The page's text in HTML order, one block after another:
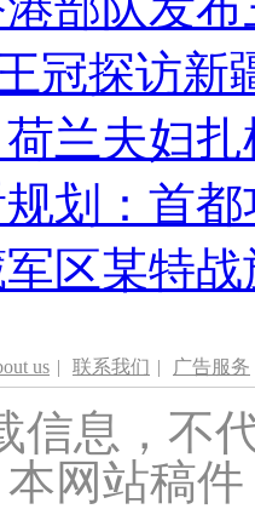
冠探访新
荷兰夫妇
划：首
区某特
us | 联系我们 | 广告服务
信息，不
本网站稿